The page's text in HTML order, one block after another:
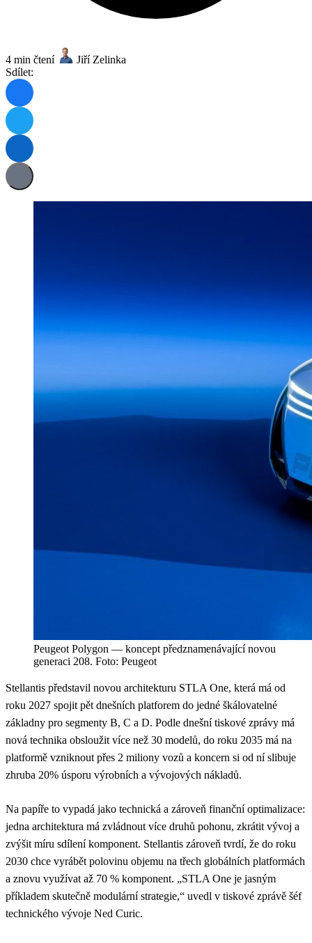
4 min čtení
Jiří Zelinka
Sdílet:
Peugeot Polygon — koncept předznamenávající novou
generaci 208. Foto: Peugeot
Stellantis představil novou architekturu STLA One, která má od
roku 2027 spojit pět dnešních platforem do jedné škálovatelné
základny pro segmenty B, C a D. Podle dnešní tiskové zprávy má
nová technika obsloužit více než 30 modelů, do roku 2035 má na
platformě vzniknout přes 2 miliony vozů a koncern si od ní slibuje
zhruba 20% úsporu výrobních a vývojových nákladů.
Na papíře to vypadá jako technická a zároveň finanční optimalizace:
jedna architektura má zvládnout více druhů pohonu, zkrátit vývoj a
zvýšit míru sdílení komponent. Stellantis zároveň tvrdí, že do roku
2030 chce vyrábět polovinu objemu na třech globálních platformách
a znovu využívat až 70 % komponent. „STLA One je jasným
příkladem skutečně modulární strategie,“ uvedl v tiskové zprávě šéf
technického vývoje Ned Curic.